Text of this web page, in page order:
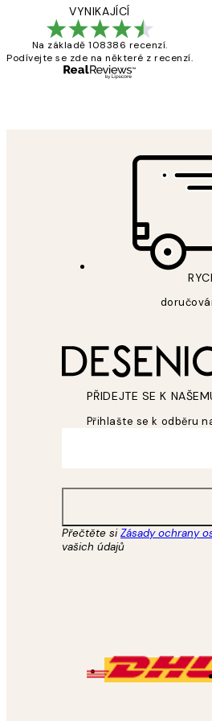
VYNIKAJÍCÍ
Na základě 108386 recenzí.
Podívejte se zde na některé z recenzí.
PŘIDEJTE SE K
Přihlašte se k odběru
Přečtěte siZásady ochrany
vašich údajů